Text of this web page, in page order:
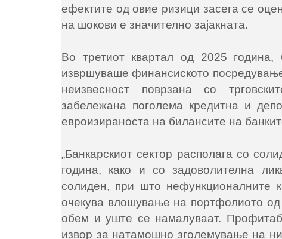
ефектите од овие ризици засега се
на шокови е значително зајакната.
Во третиот квартал од 2025 година,
извршуваше финансиското
неизвесност поврзана со
забележана поголема кредитна и
евроизираноста на билансите на
„Банкарскиот сектор располага со
година, како и со задоволителна
солиден, при што нефункционалните
очекува влошување на портфолиото
обем и уште се намалуваат.
извор за натамошно зголемување на